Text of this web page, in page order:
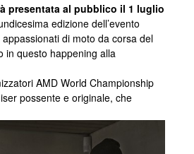
presentata al pubblico il 1 luglio
edizione dell’evento
di moto da corsa del
in questo happening alla
AMD World Championship
possente e originale, che